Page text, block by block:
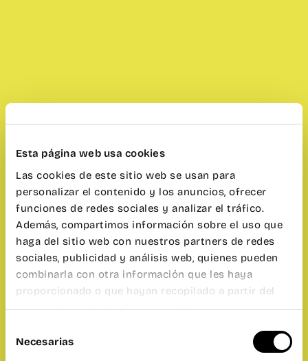
Esta página web usa cookies
Las cookies de este sitio web se usan para
personalizar el contenido y los anuncios, ofrecer
funciones de redes sociales y analizar el tráfico.
Además, compartimos información sobre el uso que
haga del sitio web con nuestros partners de redes
sociales, publicidad y análisis web, quienes pueden
combinarla con otra información que les haya
proporcionado o que hayan recopilado a partir del
uso que haya hecho de sus servicios.
deNecesarias